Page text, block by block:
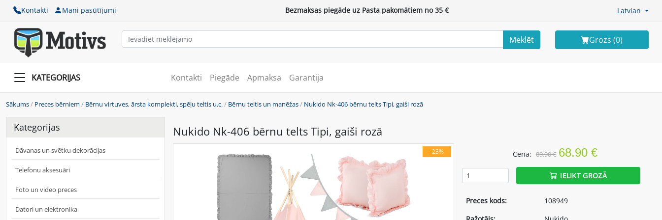
Kontakti Mani pasūtījumi Bezmaksas piegāde uz Pasta pakomātiem no 35 € Latvian
Meklēt Grozs (0)
KATEGORIJAS Kontakti Piegāde Apmaksa Garantija
Sākums/ Preces bērniem / Bērnu virtuves, ārsta komplekti, spēļu teltis u.c./ Bērnu teltis un manēžas/ Nukido Nk-406 bērnu telts Tipi, gaiši rozā
Kategorijas
Dāvanas un svētku dekorācijas
Telefonu aksesuāri
Foto un video preces
Datori un elektronika
Nukido Nk-406 bērnu telts Tipi, gaiši rozā
-23% Cena: 89.90 € 68.90 €
IELIKT GROZĀ
Preces kods:
108949